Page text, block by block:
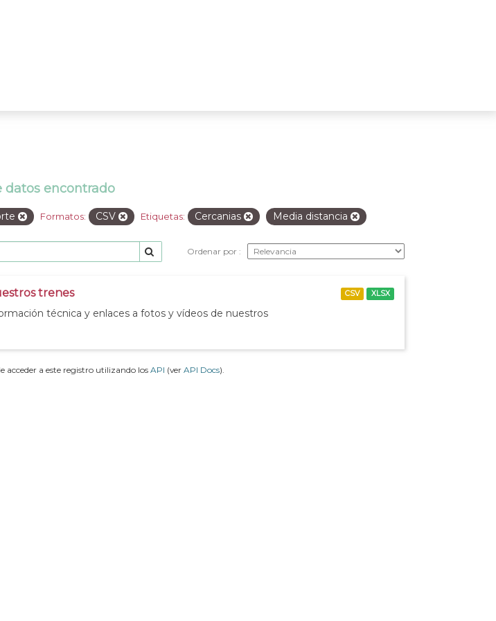
datos encontrado
Formatos: CSV Etiquetas: Cercanias Media distancia
Ordenar por
trenes
técnica y enlaces a fotos y vídeos de nuestros
CSV XLSX
acceder a este registro utilizando los API (ver API Docs).